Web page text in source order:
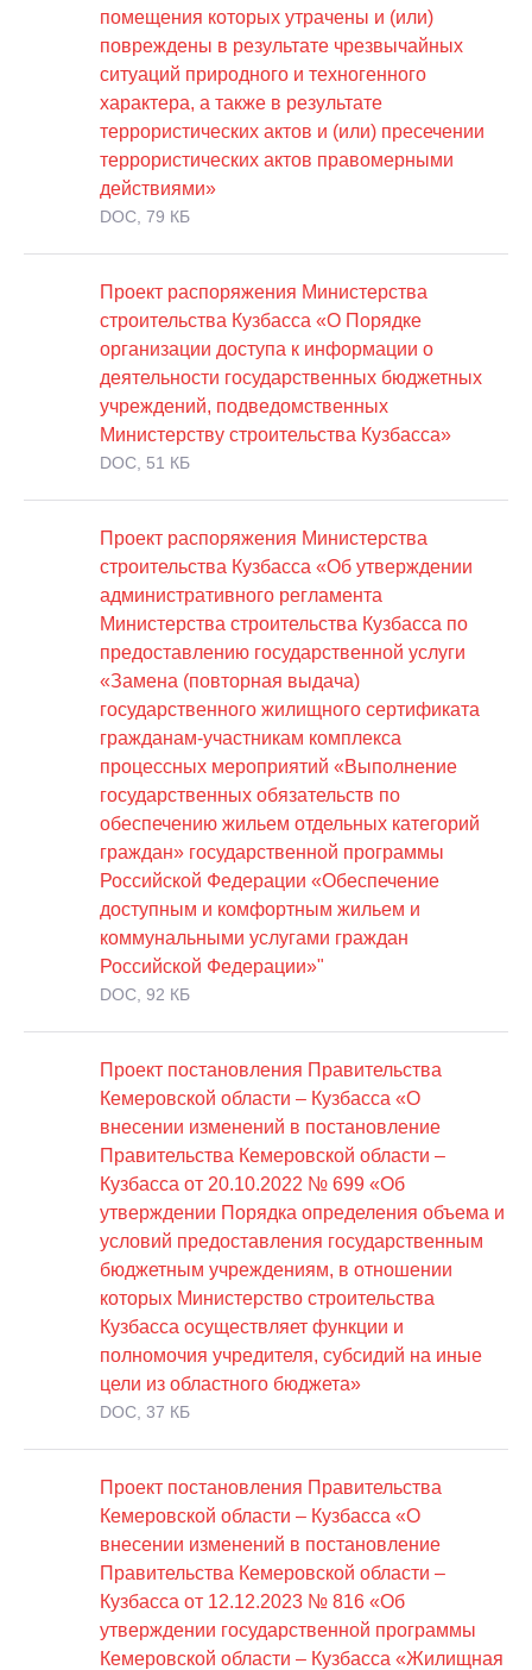
помещения которых утрачены и (или)
повреждены в результате чрезвычайных
ситуаций природного и техногенного
характера, а также в результате
террористических актов и (или) пресечении
террористических актов правомерными
действиями»
DOC, 79 КБ
Проект распоряжения Министерства
строительства Кузбасса «О Порядке
организации доступа к информации о
деятельности государственных бюджетных
учреждений, подведомственных
Министерству строительства Кузбасса»
DOC, 51 КБ
Проект распоряжения Министерства
строительства Кузбасса «Об утверждении
административного регламента
Министерства строительства Кузбасса по
предоставлению государственной услуги
«Замена (повторная выдача)
государственного жилищного сертификата
гражданам-участникам комплекса
процессных мероприятий «Выполнение
государственных обязательств по
обеспечению жильем отдельных категорий
граждан» государственной программы
Российской Федерации «Обеспечение
доступным и комфортным жильем и
коммунальными услугами граждан
Российской Федерации»"
DOC, 92 КБ
Проект постановления Правительства
Кемеровской области – Кузбасса «О
внесении изменений в постановление
Правительства Кемеровской области –
Кузбасса от 20.10.2022 № 699 «Об
утверждении Порядка определения объема и
условий предоставления государственным
бюджетным учреждениям, в отношении
которых Министерство строительства
Кузбасса осуществляет функции и
полномочия учредителя, субсидий на иные
цели из областного бюджета»
DOC, 37 КБ
Проект постановления Правительства
Кемеровской области – Кузбасса «О
внесении изменений в постановление
Правительства Кемеровской области –
Кузбасса от 12.12.2023 № 816 «Об
утверждении государственной программы
Кемеровской области – Кузбасса «Жилищная